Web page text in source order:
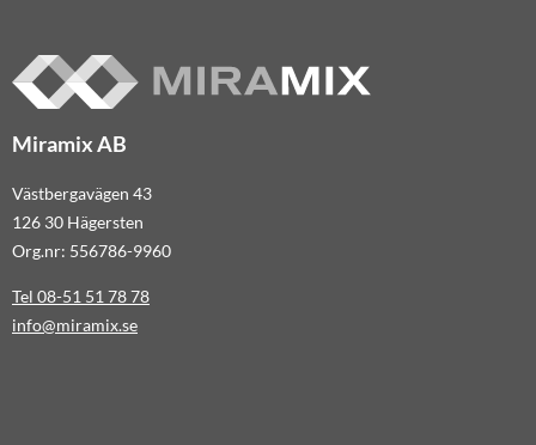
Miramix AB
Västbergavägen 43
126 30 Hägersten
Org.nr: 556786-9960
Tel 08-51 51 78 78
info@miramix.se